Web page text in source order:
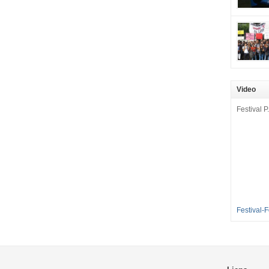
cette
aux
des
enfants
et 35
Video
Festival
Festival-